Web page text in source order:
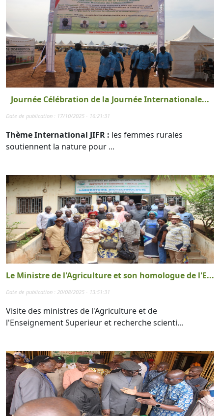
Journée Célébration de la Journée Internationale...
Date de publication : 17/10/2025 - 16:21:31
Thème International JIFR : les femmes rurales
soutiennent la nature pour ...
Le Ministre de l'Agriculture et son homologue de l'E...
Date de publication : 20/08/2025 - 13:51:31
Visite des ministres de l'Agriculture et de
l'Enseignement Superieur et recherche scienti...